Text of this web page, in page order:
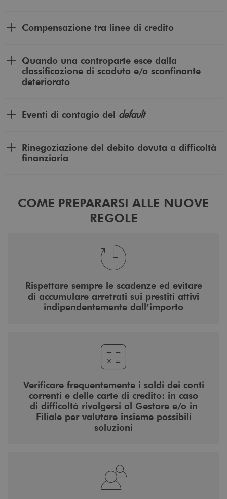
Compensazione tra linee di credito
Quando una controparte esce dalla
classificazione di scaduto e/o sconfinante
deteriorato
Eventi di contagio del default
Rinegoziazione del debito dovuta a difficoltà
finanziaria
COME PREPARARSI ALLE NUOVE
REGOLE
Rispettare sempre le scadenze ed evitare
di accumulare arretrati sui prestiti attivi
indipendentemente dall’importo
Verificare frequentemente i saldi dei conti
correnti e delle carte di credito: in caso
di difficoltà rivolgersi al Gestore e/o in
Filiale per valutare insieme possibili
soluzioni